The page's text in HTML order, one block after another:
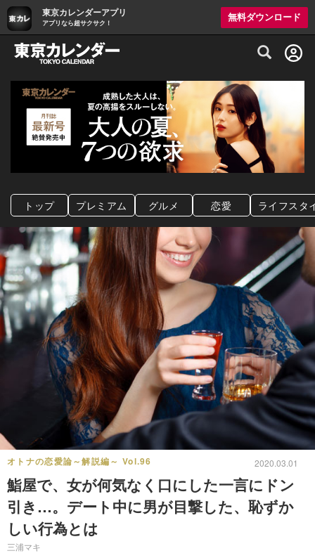
東京カレンダーアプリ
アプリなら超サクサク！
無料ダウンロード
グルメ情報・プレミアムレストラン予約
トップ プレミアム グルメ 恋愛 ライフスタ
オトナの恋愛論～解説編～ Vol.96 2020.03.01
鮨屋で、女が何気なく口にした一言にドン
引き…。デート中に男が目撃した、恥ずか
しい行為とは
三浦マキ